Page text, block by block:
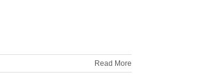
Read More